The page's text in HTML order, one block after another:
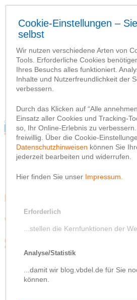
Blog
Webseite
Datenschutzhinweis
Impressum
Blog
Webseite
Impressum
Rund ums Geld
Wir bauen in
Sie um
vonKatja von Elbwart
7. Mai 2018